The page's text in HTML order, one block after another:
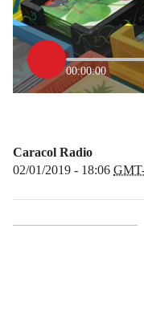
00:00:00
Caracol Radio
02/01/2019 - 18:06